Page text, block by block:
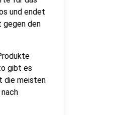
und endet
gegen den
gibt es
die meisten